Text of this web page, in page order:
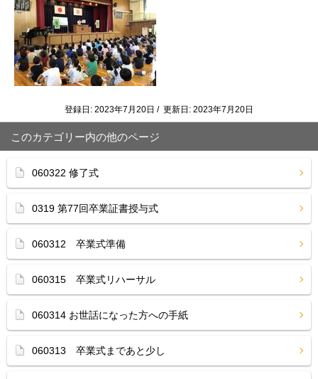
登録日: 2023年7月20日 / 更新日: 2023年7月20日
このカテゴリー内の他のページ
060322 修了式
0319 第77回卒業証書授与式
060312 卒業式準備
060315 卒業式リハーサル
060314 お世話になった方への手紙
060313 卒業式まであと少し